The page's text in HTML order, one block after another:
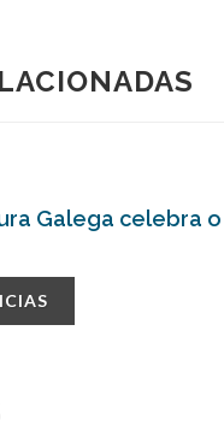
Galega celebra